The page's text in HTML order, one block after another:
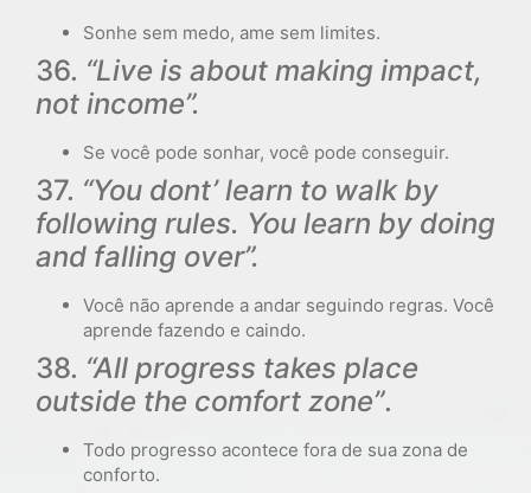
Sonhe sem medo, ame sem limites.
36. “Live is about making impact,
not income”.
Se você pode sonhar, você pode conseguir.
37. “You dont’ learn to walk by
following rules. You learn by doing
and falling over”.
Você não aprende a andar seguindo regras. Você
aprende fazendo e caindo.
38. “All progress takes place
outside the comfort zone”.
Todo progresso acontece fora de sua zona de
conforto.